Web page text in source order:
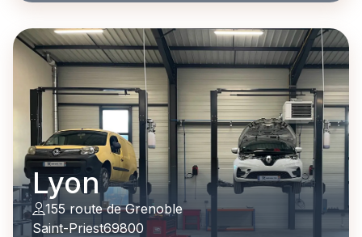
Lyon
155 route de Grenoble
Saint-Priest69800